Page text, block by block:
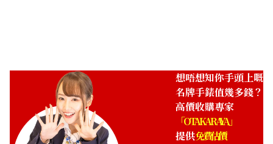
想唔想知你手頭上嘅
名牌手錶值幾多錢？
高價收購專家
「OTAKARAYA」
提供免費估價